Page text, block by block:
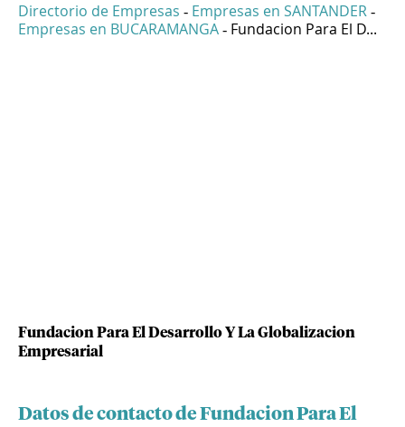
Directorio de Empresas - Empresas en SANTANDER -
Empresas en BUCARAMANGA - Fundacion Para El D...
Fundacion Para El Desarrollo Y La Globalizacion
Empresarial
Datos de contacto de Fundacion Para El